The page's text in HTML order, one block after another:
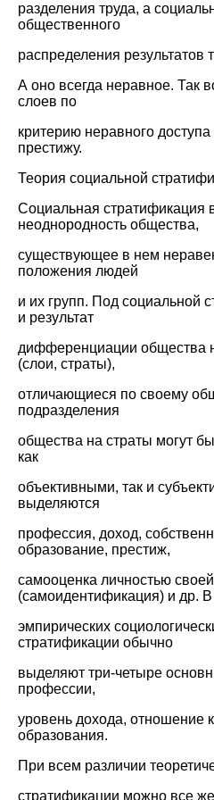
разделения труда, а
общественного
распределения результатов
А оно всегда неравное. Так
слоев по
критерию неравного
престижу.
Теория социальной
Социальная стратификация
неоднородность общества,
существующее в нем
положения людей
и их групп. Под социальной
и результат
дифференциации общества
(слои, страты),
отличающиеся по своему
подразделения
общества на страты могут
как
объективными, так и
выделяются
профессия, доход,
образование, престиж,
самооценка личностью
(самоидентификация) и др. В
эмпирических
стратификации обычно
выделяют три-четыре
профессии,
уровень дохода, отношение
образования.
При всем различии
стратификации можно все